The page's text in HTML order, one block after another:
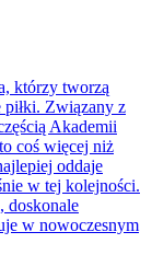
którzy tworzą
piłki. Związany z
Akademii
coś więcej niż
oddaje
w tej kolejności.
doskonale
w nowoczesnym